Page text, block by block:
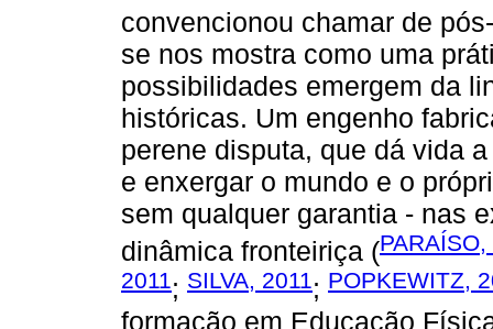
convencionou chamar de
se nos mostra como uma
possibilidades emergem da
históricas. Um engenho
perene disputa, que dá vida
e enxergar o mundo e o
sem qualquer garantia - nas
dinâmica fronteiriça (
2011; SILVA, 2011; POPKEWITZ,
formação em Educação